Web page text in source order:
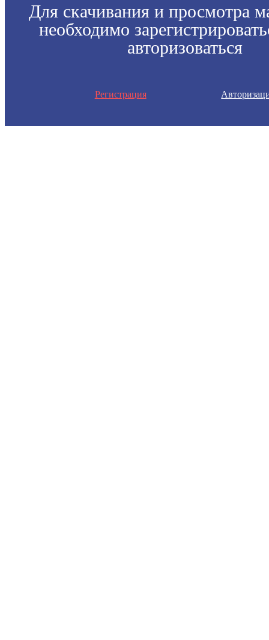
Для скачивания и просмотра
необходимо
авторизоваться
Регистрация